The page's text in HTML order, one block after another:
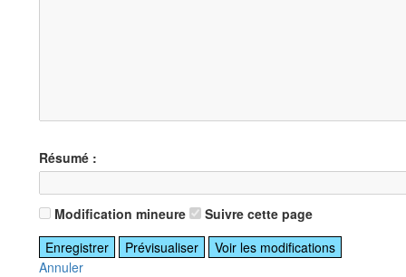
Résumé :
Modification mineure Suivre cette page
Annuler